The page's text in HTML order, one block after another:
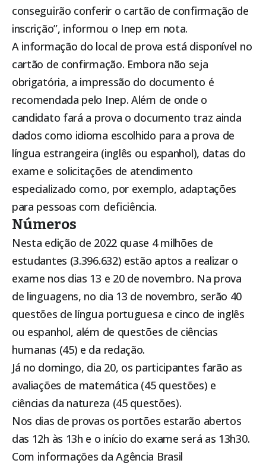
conseguirão conferir o cartão de confirmação de
inscrição”, informou o Inep em nota.
A informação do local de prova está disponível no
cartão de confirmação. Embora não seja
obrigatória, a impressão do documento é
recomendada pelo Inep. Além de onde o
candidato fará a prova o documento traz ainda
dados como idioma escolhido para a prova de
língua estrangeira (inglês ou espanhol), datas do
exame e solicitações de atendimento
especializado como, por exemplo, adaptações
para pessoas com deficiência.
Números
Nesta edição de 2022 quase 4 milhões de
estudantes (3.396.632) estão aptos a realizar o
exame nos dias 13 e 20 de novembro. Na prova
de linguagens, no dia 13 de novembro, serão 40
questões de língua portuguesa e cinco de inglês
ou espanhol, além de questões de ciências
humanas (45) e da redação.
Já no domingo, dia 20, os participantes farão as
avaliações de matemática (45 questões) e
ciências da natureza (45 questões).
Nos dias de provas os portões estarão abertos
das 12h às 13h e o início do exame será as 13h30.
Com informações da Agência Brasil